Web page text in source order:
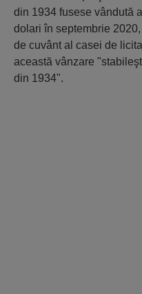
din 1934 fusese vândută
dolari în septembrie
de cuvânt al casei de
această vânzare
din 1934".